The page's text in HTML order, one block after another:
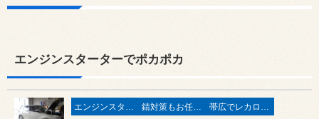
エンジンスターターでポカポカ
エンジンスターターでポカポカ 錆対策もお任せ！
帯広でレカロシート取扱店